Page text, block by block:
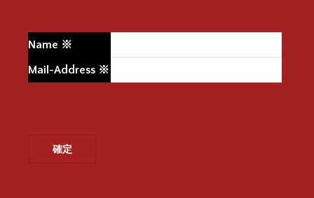
Name ※
Mail-Address ※